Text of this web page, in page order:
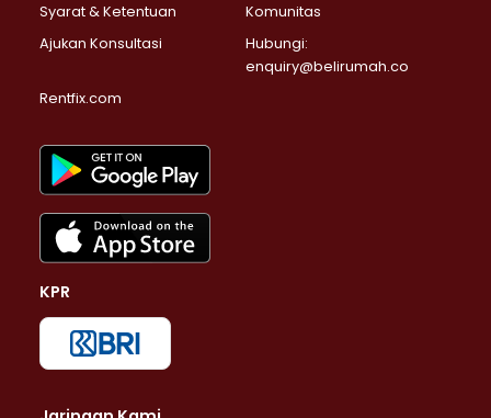
Syarat & Ketentuan
Komunitas
Ajukan Konsultasi
Hubungi:
enquiry@belirumah.co
Rentfix.com
KPR